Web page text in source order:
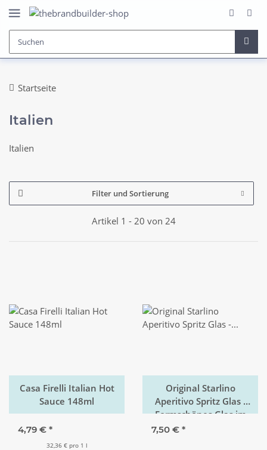
Startseite
Italien
Italien
Filter und Sortierung
Artikel 1 - 20 von 24
Casa Firelli Italian Hot
Sauce 148ml
4,79 € *
32,36 € pro 1 l
Original Starlino
Aperitivo Spritz Glas -
Formschönes Glas im
italienischen Design
7,50 € *